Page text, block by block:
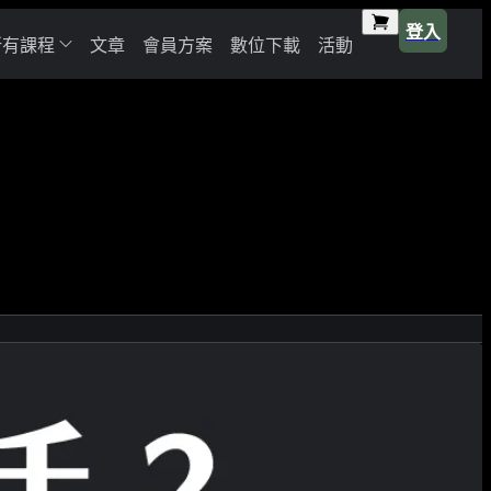
課程 文章 會員方案 數位下載 活動
登入